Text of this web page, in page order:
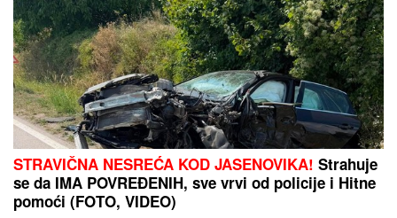
AMERIKU POTRESA
SLUČAJ "ŽIVOG
DONORA":Pokušali da
uzmu organ od pacijenta
koji je još bio živ!